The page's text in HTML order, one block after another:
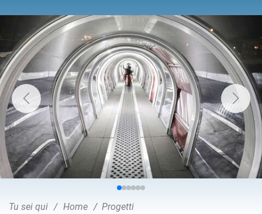
Tu sei qui Home Progetti